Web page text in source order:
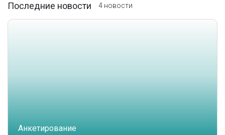
Последние новости 4 новости
Анкетирование